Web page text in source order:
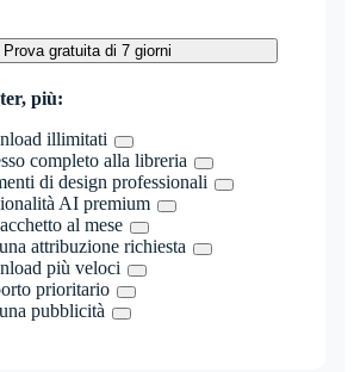
Prova gratuita di 7 giorni
più:
illimitati
completo alla libreria
di design professionali
AI premium
al mese
attribuzione richiesta
più veloci
prioritario
pubblicità